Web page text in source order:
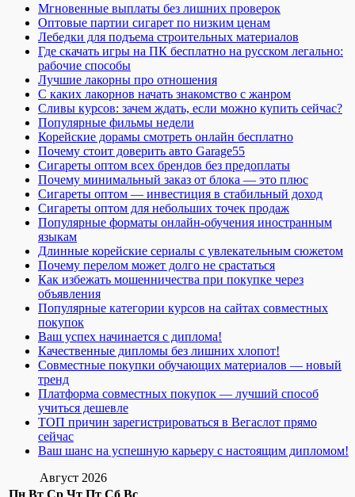
Мгновенные выплаты без лишних проверок
Оптовые партии сигарет по низким ценам
Лебедки для подъема строительных материалов
Где скачать игры на ПК бесплатно на русском легально:
рабочие способы
Лучшие лакорны про отношения
С каких лакорнов начать знакомство с жанром
Сливы курсов: зачем ждать, если можно купить сейчас?
Популярные фильмы недели
Корейские дорамы смотреть онлайн бесплатно
Почему стоит доверить авто Garage55
Сигареты оптом всех брендов без предоплаты
Почему минимальный заказ от блока — это плюс
Сигареты оптом — инвестиция в стабильный доход
Сигареты оптом для небольших точек продаж
Популярные форматы онлайн-обучения иностранным
языкам
Длинные корейские сериалы с увлекательным сюжетом
Почему перелом может долго не срастаться
Как избежать мошенничества при покупке через
объявления
Популярные категории курсов на сайтах совместных
покупок
Ваш успех начинается с диплома!
Качественные дипломы без лишних хлопот!
Совместные покупки обучающих материалов — новый
тренд
Платформа совместных покупок — лучший способ
учиться дешевле
ТОП причин зарегистрироваться в Вегаслот прямо
сейчас
Ваш шанс на успешную карьеру с настоящим дипломом!
Август 2026
Пн Вт Ср Чт Пт Сб Вс